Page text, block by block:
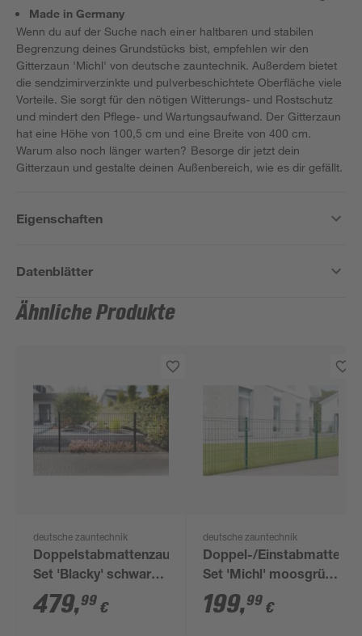
Made in Germany
Wenn du auf der Suche nach einer haltbaren und stabilen
Begrenzung deines Grundstücks bist, empfehlen wir den
Gitterzaun 'Michl' von deutsche zauntechnik. Außerdem bietet
die sendzimirverzinkte und pulverbeschichtete Oberfläche viele
Vorteile. Sie sorgt für den nötigen Witterungs- und Rostschutz
und mindert den Pflege- und Wartungsaufwand. Der Gitterzaun
hat eine Höhe von 100,5 cm und eine Breite von 400 cm.
Warum also noch länger warten? Besorge dir jetzt dein
Gitterzaun und gestalte deinen Außenbereich, wie es dir gefällt.
Eigenschaften
Datenblätter
Ähnliche Produkte
deutsche zauntechnik
Doppelstabmattenzaun-
Set 'Blacky' schwarz
1400 x 100 cm
479,99 €
deutsche zauntechnik
Doppel-/Einstabmatten-
Set 'Michl' moosgrün
600 x 100 cm
199,99 €